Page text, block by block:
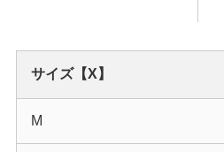
サイズ【X】
M